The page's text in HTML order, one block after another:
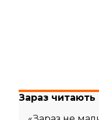
Зараз читають